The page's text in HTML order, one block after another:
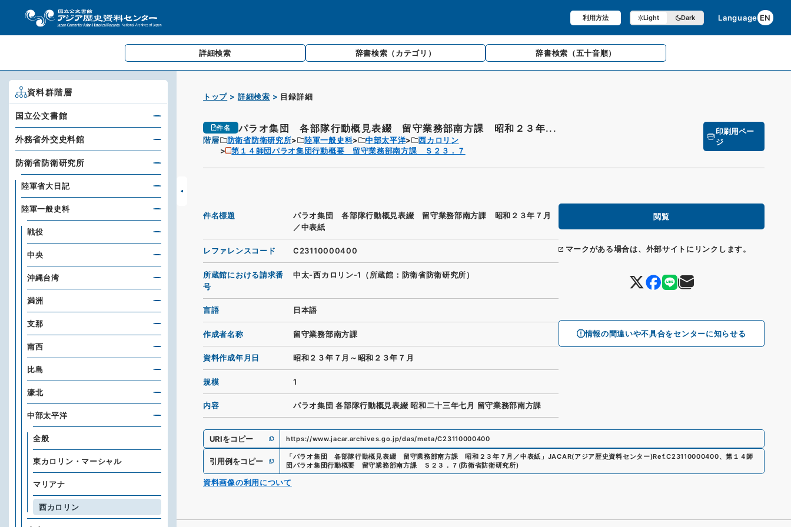
利用方法 Light Dark Language EN
詳細検索 辞書検索 （カテゴリ） 辞書検索 （五十音順）
トップ 詳細検索 目録詳細
件名 パラオ集団 各部隊行動概見表綴 留守業務部南方課 昭和２３年...
階層 防衛省防衛研究所 陸軍一般史料 中部太平洋
西カロリン
第１４師団パラオ集団行動概要 留守業務部南方課 Ｓ２３．７
印刷用ペー
ジ
閲覧
マークがある場合は、外部サイトにリンクします。
情報の間違いや不具合をセンターに知らせる
件名標題
パラオ集団 各部隊行動概見表綴 留守業務部南方課 昭和２３年７月
／中表紙
レファレンスコード C23110000400
所蔵館における請求番
号
中太-西カロリン-1（所蔵館：防衛省防衛研究所）
言語 日本語
作成者名称 留守業務部南方課
資料作成年月日 昭和２３年７月～昭和２３年７月
規模 1
内容 パラオ集団 各部隊行動概見表綴 昭和二十三年七月 留守業務部南方課
URIをコピー https://www.jacar.archives.go.jp/das/meta/C23110000400
引用例をコピー 「パラオ集団 各部隊行動概見表綴 留守業務部南方課 昭和２３年７月／中表紙 」 JACAR(アジア歴史資料センター)Ref.C23110000400、第１４師
団パラオ集団行動概要 留守業務部南方課 Ｓ２３．７ (防衛省防衛研究所)
資料画像の利用について
資料群階層
国立公文書館
外務省外交史料館
防衛省防衛研究所
陸軍省大日記
陸軍一般史料
戦役
中央
沖縄台湾
満洲
支那
南西
比島
濠北
中部太平洋
全般
東カロリン・マーシャル
マリアナ
西カロリン